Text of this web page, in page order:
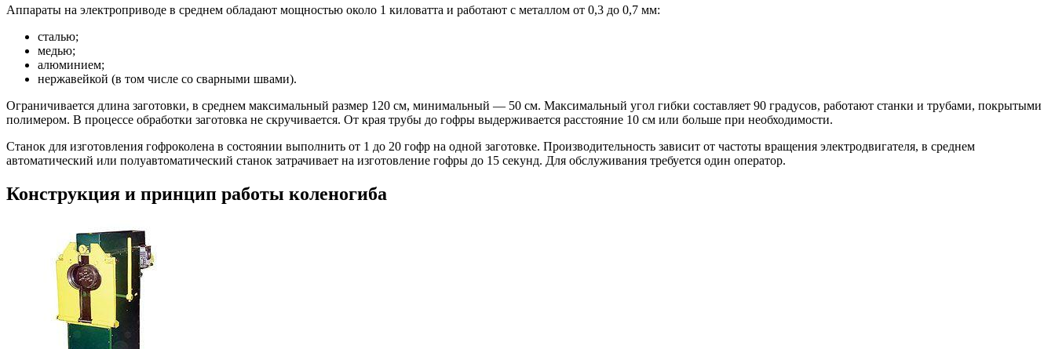
Аппараты на электроприводе в среднем обладают мощностью около 1 киловатта и работают с металлом от 0,3 до 0,7 мм:
сталью;
медью;
алюминием;
нержавейкой (в том числе со сварными швами).
Ограничивается длина заготовки, в среднем максимальный размер 120 см, минимальный — 50 см. Максимальный угол гибки составляет 90 градусов, работают станки и трубами, покрытыми
полимером. В процессе обработки заготовка не скручивается. От края трубы до гофры выдерживается расстояние 10 см или больше при необходимости.
Станок для изготовления гофроколена в состоянии выполнить от 1 до 20 гофр на одной заготовке. Производительность зависит от частоты вращения электродвигателя, в среднем
автоматический или полуавтоматический станок затрачивает на изготовление гофры до 15 секунд. Для обслуживания требуется один оператор.
Конструкция и принцип работы коленогиба